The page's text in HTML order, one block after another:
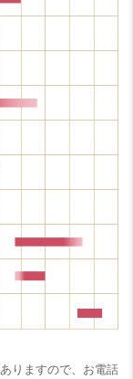
りますので、お電話